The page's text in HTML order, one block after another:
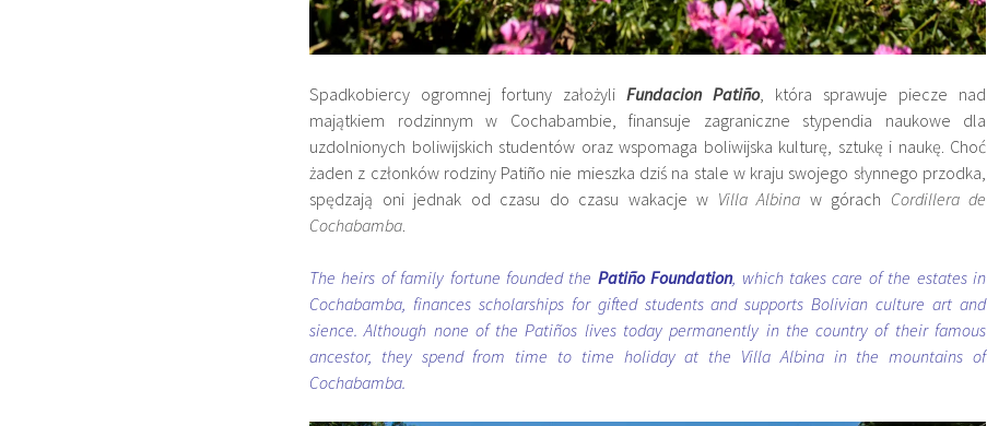
Spadkobiercy ogromnej fortuny założyli Fundacion Patiño, która sprawuje piecze nad
majątkiem rodzinnym w Cochabambie, finansuje zagraniczne stypendia naukowe dla
uzdolnionych boliwijskich studentów oraz wspomaga boliwijska kulturę, sztukę i naukę. Choć
żaden z członków rodziny Patiño nie mieszka dziś na stale w kraju swojego słynnego przodka,
spędzają oni jednak od czasu do czasu wakacje w Villa Albina w górach Cordillera de
Cochabamba
The heirs of family fortune founded the Patiño Foundation, which takes care of the estates in
Cochabamba, finances scholarships for gifted students and supports Bolivian culture art and
sience. Although none of the Patiños lives today permanently in the country of their famous
ancestor, they spend from time to time holiday at the Villa Albina in the mountains of
Cochabamba.